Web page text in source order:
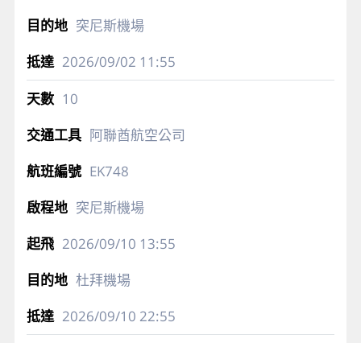
突尼斯機場
2026/09/02 11:55
10
阿聯酋航空公司
EK748
突尼斯機場
2026/09/10 13:55
杜拜機場
2026/09/10 22:55